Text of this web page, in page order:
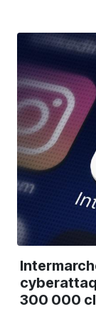
300 000